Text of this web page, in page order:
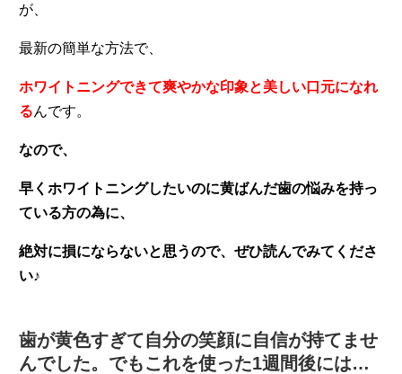
が、
最新の簡単な方法で、
ホワイトニングできて爽やかな印象と美しい口元になれ
るんです。
なので、
早くホワイトニングしたいのに黄ばんだ歯の悩みを持っ
ている方の為に、
絶対に損にならないと思うので、ぜひ読んでみてくださ
い♪
歯が黄色すぎて自分の笑顔に自信が持てませ
んでした。でもこれを使った1週間後には…